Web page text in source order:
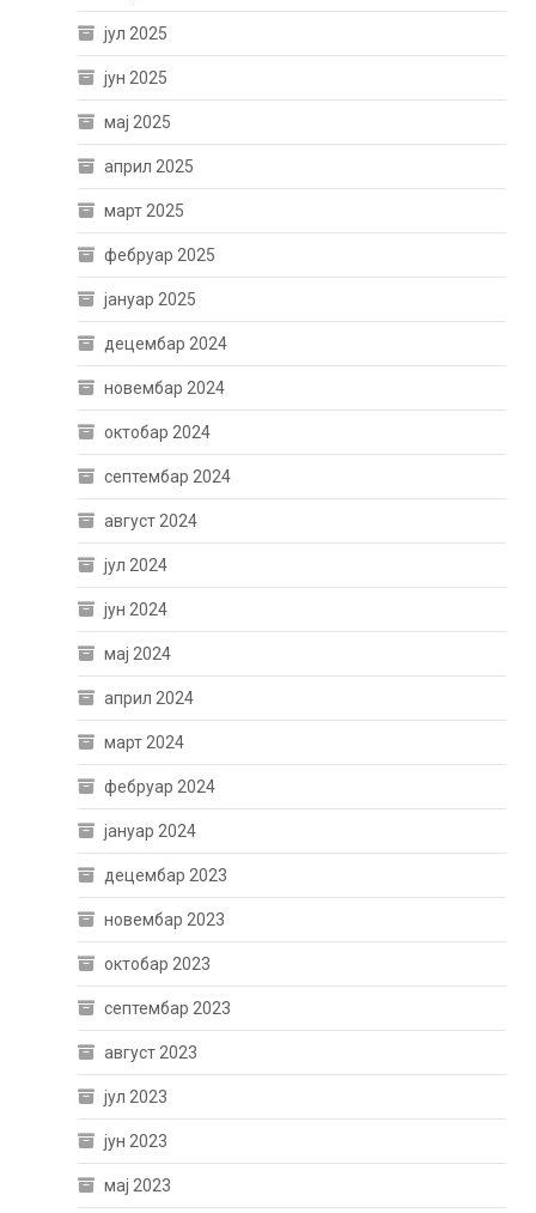
јул 2025
јун 2025
мај 2025
април 2025
март 2025
фебруар 2025
јануар 2025
децембар 2024
новембар 2024
октобар 2024
септембар 2024
август 2024
јул 2024
јун 2024
мај 2024
април 2024
март 2024
фебруар 2024
јануар 2024
децембар 2023
новембар 2023
октобар 2023
септембар 2023
август 2023
јул 2023
јун 2023
мај 2023